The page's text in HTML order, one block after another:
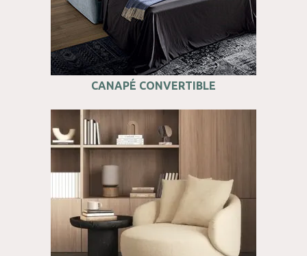
CANAPÉ CONVERTIBLE